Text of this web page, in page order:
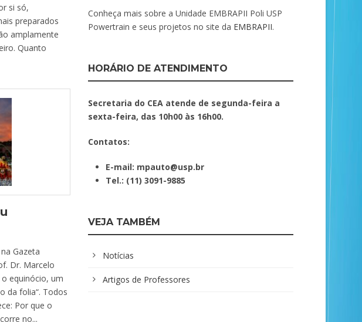
si só,
preparados
amplamente
Quanto
Gazeta
Dr. Marcelo
o equinócio, um
da folia“. Todos
Por que o
no...
Conheça mais sobre a Unidade EMBRAPII Poli USP
Powertrain e seus projetos no site da EMBRAPII.
HORÁRIO DE ATENDIMENTO
Secretaria do CEA atende de segunda-feira a
sexta-feira, das 10h00 às 16h00.
Contatos:
E-mail: mpauto@usp.br
Tel.: (11) 3091-9885
VEJA TAMBÉM
Notícias
Artigos de Professores